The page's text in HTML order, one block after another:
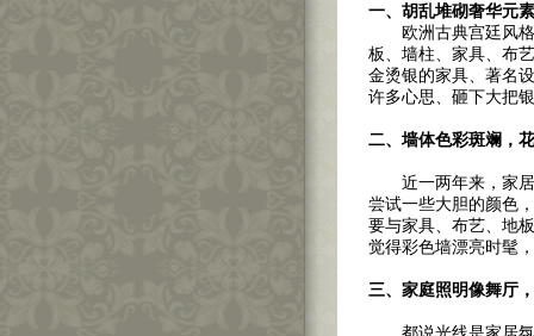
一、胡乱堆砌奢华元
欧洲古典宫廷风格
板、墙柱、家具、布
金烫银的家具、著名
许多心思、砸下大把
二、墙体色彩斑斓，
近一两年来，家居
尝试一些大胆的颜色
要与家具、布艺、地
觉得彩色墙漂亮时髦
三、家庭照明像舞厅